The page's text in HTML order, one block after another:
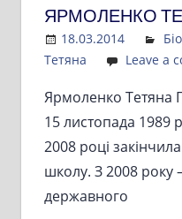
ЯРМОЛЕНКО
18.03.2014
Тетяна
Leave a
Ярмоленко Тетяна
15 листопада 1989
2008 році
школу. З 2008 року
державного